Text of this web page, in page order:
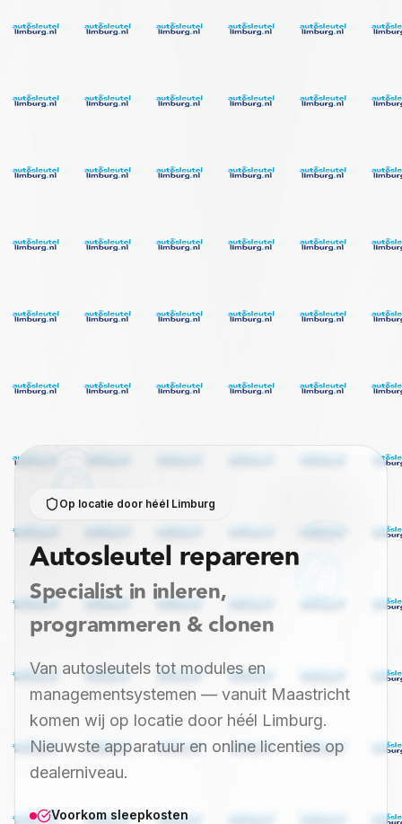
Op locatie door héél Limburg
Autosleutel repareren
Specialist in inleren,
programmeren & clonen
Van autosleutels tot modules en
managementsystemen — vanuit Maastricht
komen wij op locatie door héél Limburg.
Nieuwste apparatuur en online licenties op
dealerniveau.
Voorkom sleepkosten